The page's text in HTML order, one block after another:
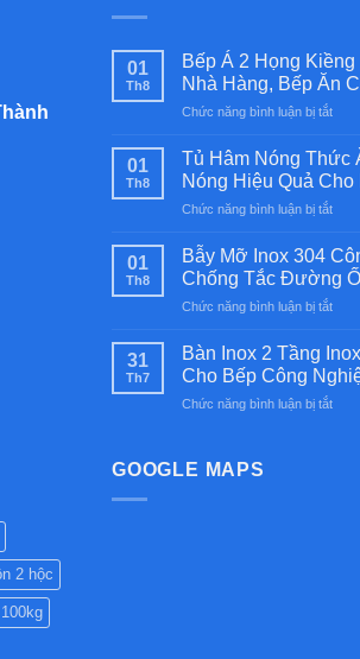
01
Th8
Bếp Á 2 Họng
Nhà Hàng, Bếp Ăn
Chức năng bình luận bị tắtở
Á
2
Kiềng
Ú
Inox
304
Cao
–
Bền
01
Th8
Tủ Hâm Nóng Thức
Nóng Hiệu Quả
Chức năng bình luận bị tắtở
Hâm
Nóng
Thức
Ăn
Inox
304
Cao
01
Th8
Bẫy Mỡ Inox 304
Chống Tắc Đường
Chức năng bình luận bị tắtở
Inox
304
Công
31
Th7
Bàn Inox 2 Tầng
Cho Bếp Công
Chức năng bình luận bị tắtở
2 hộc
GOOGLE MAPS